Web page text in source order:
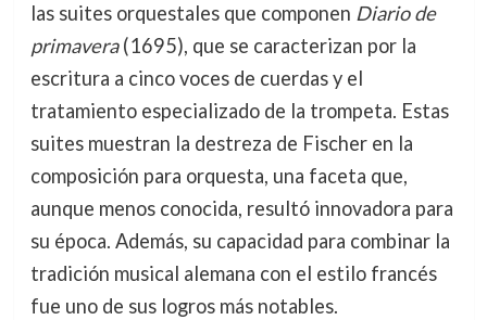
las suites orquestales que componen Diario de
primavera(1695), que se caracterizan por la
escritura a cinco voces de cuerdas y el
tratamiento especializado de la trompeta. Estas
suites muestran la destreza de Fischer en la
composición para orquesta, una faceta que,
aunque menos conocida, resultó innovadora para
su época. Además, su capacidad para combinar la
tradición musical alemana con el estilo francés
fue uno de sus logros más notables.